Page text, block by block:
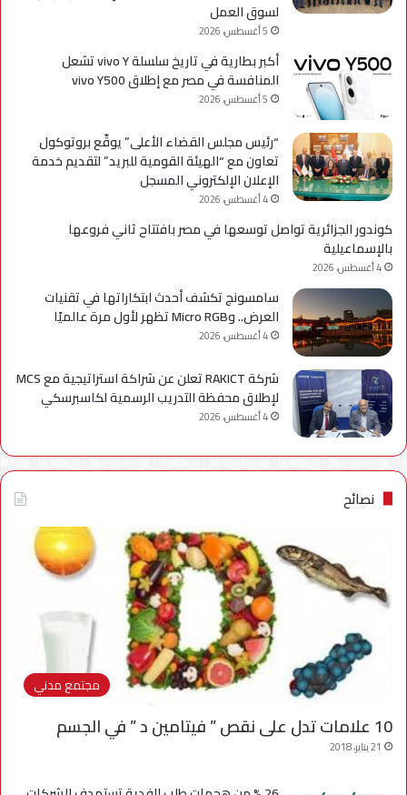
لسوق العمل
5 أغسطس، 2026
أكبر بطارية في تاريخ سلسلة vivo Y تشعل
المنافسة في مصر مع إطلاق vivo Y500
5 أغسطس، 2026
“رئيس مجلس القضاء الأعلى” يوقّع بروتوكول
تعاون مع “الهيئة القومية للبريد” لتقديم خدمة
الإعلان الإلكتروني المسجل
4 أغسطس، 2026
كوندور الجزائرية تواصل توسعها في مصر بافتتاح ثاني فروعها
بالإسماعيلية
4 أغسطس، 2026
سامسونج تكشف أحدث ابتكاراتها في تقنيات
العرض.. وMicro RGB تظهر لأول مرة عالميًا
4 أغسطس، 2026
شركة RAKICT تعلن عن شراكة استراتيجية مع MCS
لإطلاق محفظة التدريب الرسمية لكاسبرسكي
4 أغسطس، 2026
نصائح
مجتمع مدني
10 علامات تدل على نقص ” فيتامين د ” في الجسم
21 يناير، 2018